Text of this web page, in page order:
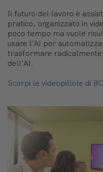
Il futuro del lavoro è
pratico, organizzato in
poco tempo ma vuole
usare l'AI per
trasformare
dell'AI.
Scorpi le videopillole di